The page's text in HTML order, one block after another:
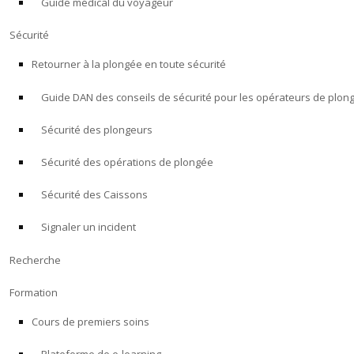
Sécurité
Retourner à la plongée en toute sécurité
Guide DAN des conseils de sécurité pour les opérateurs de
Sécurité des plongeurs
Sécurité des opérations de plongée
Sécurité des Caissons
Signaler un incident
Recherche
Formation
Cours de premiers soins